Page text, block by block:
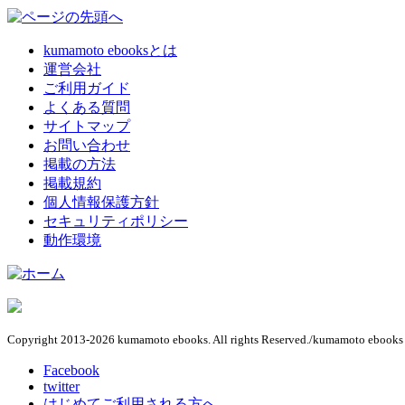
kumamoto ebooksとは
運営会社
ご利用ガイド
よくある質問
サイトマップ
お問い合わせ
掲載の方法
掲載規約
個人情報保護方針
セキュリティポリシー
動作環境
Copyright 2013-2026 kumamoto ebooks. All rights Reserved./kumamoto
Facebook
twitter